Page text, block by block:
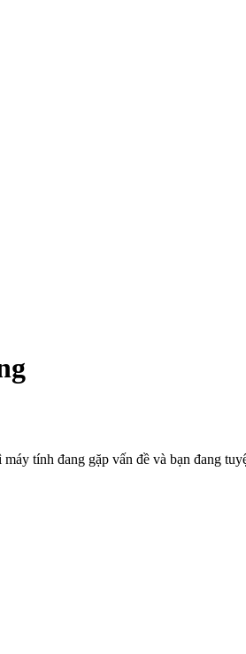
tính đang gặp vấn đề và bạn đang